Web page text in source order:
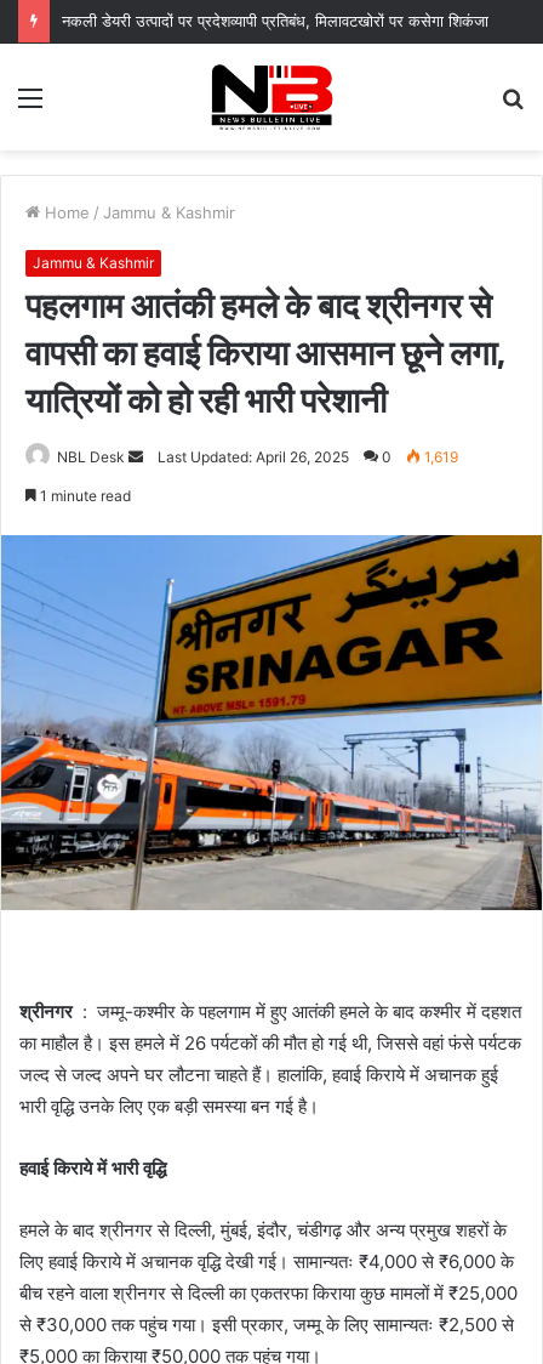
नकली डेयरी उत्पादों पर प्रदेशव्यापी प्रतिबंध, मिलावटखोरों पर कसेगा शिकंजा
Menu
Home / Jammu & Kashmir
Jammu & Kashmir
पहलगाम आतंकी हमले के बाद श्रीनगर से
वापसी का हवाई किराया आसमान छूने लगा,
यात्रियों को हो रही भारी परेशानी
NBL Desk
SendLast Updated: April 26, 2025 0 1,619
1 minute read
श्रीनगर: जम्मू-कश्मीर के पहलगाम में हुए आतंकी हमले के बाद कश्मीर में दहशत
का माहौल है। इस हमले में 26 पर्यटकों की मौत हो गई थी, जिससे वहां फंसे पर्यटक
जल्द से जल्द अपने घर लौटना चाहते हैं। हालांकि, हवाई किराये में अचानक हुई
भारी वृद्धि उनके लिए एक बड़ी समस्या बन गई है।
हवाई किराये में भारी वृद्धि
हमले के बाद श्रीनगर से दिल्ली, मुंबई, इंदौर, चंडीगढ़ और अन्य प्रमुख शहरों के
लिए हवाई किराये में अचानक वृद्धि देखी गई। सामान्यतः ₹4,000 से ₹6,000 के
बीच रहने वाला श्रीनगर से दिल्ली का एकतरफा किराया कुछ मामलों में ₹25,000
से ₹30,000 तक पहुंच गया। इसी प्रकार, जम्मू के लिए सामान्यतः ₹2,500 से
₹5,000 का किराया ₹50,000 तक पहुंच गया।